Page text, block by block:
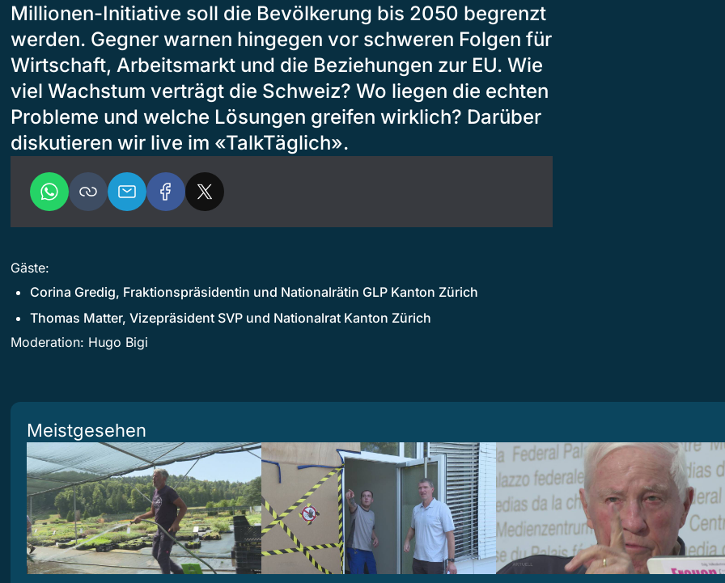
Millionen-Initiative soll die Bevölkerung bis 2050 begrenzt
werden. Gegner warnen hingegen vor schweren Folgen für
Wirtschaft, Arbeitsmarkt und die Beziehungen zur EU. Wie
viel Wachstum verträgt die Schweiz? Wo liegen die echten
Probleme und welche Lösungen greifen wirklich? Darüber
diskutieren wir live im «TalkTäglich».
Gäste:
Corina Gredig, Fraktionspräsidentin und Nationalrätin GLP Kanton Zürich
Thomas Matter, Vizepräsident SVP und Nationalrat Kanton Zürich
Moderation: Hugo Bigi
Meistgesehen